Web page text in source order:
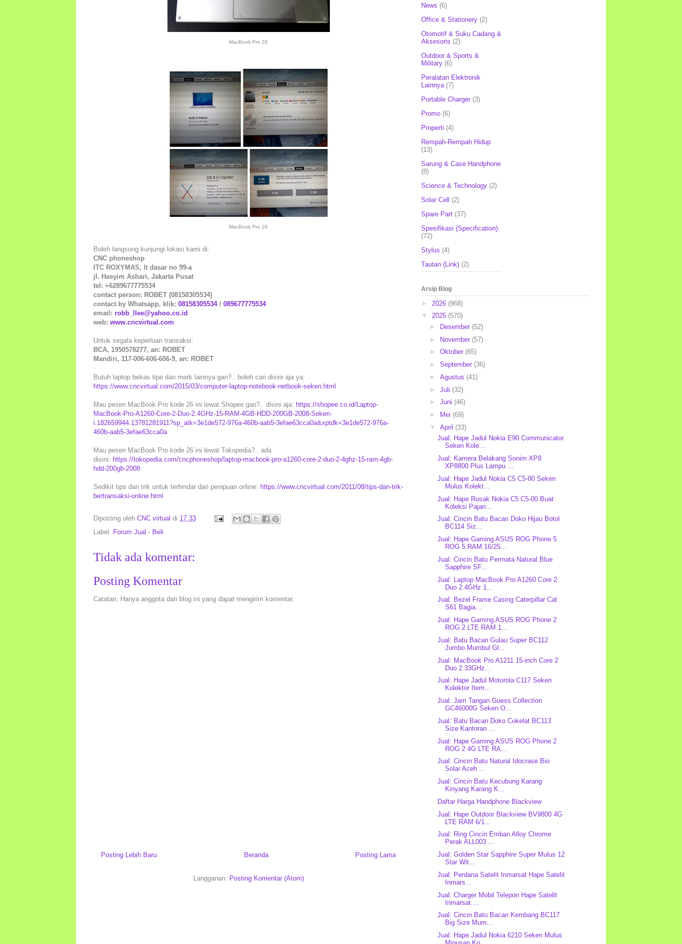
MacBook Pro 26
MacBook Pro 26
Boleh langsung kunjungi lokasi kami di:
CNC phoneshop
ITC ROXYMAS, lt dasar no 99-a
jl. Hasyim Ashari, Jakarta Pusat
tel: +6289677775534
contact person: ROBET (08158305534)
contact by Whatsapp, klik: 08158305534/ 089677775534
email: robb_llee@yahoo.co.id
web: www.cncvirtual.com
Untuk segala keperluan transaksi:
BCA, 1950578277, an: ROBET
Mandiri, 117-006-606-606-9, an: ROBET
Butuh laptop bekas tipe dan merk lainnya gan?.. boleh cari disini aja ya:
https://www.cncvirtual.com/2015/03/computer-laptop-notebook-netbook-seken.html
Mau pesen MacBook Pro kode 26 ini lewat Shopee gan?.. disini aja: https://shopee.co.id/Laptop-
MacBook-Pro-A1260-Core-2-Duo-2.4GHz-15-RAM-4GB-HDD-200GB-2008-Seken-
i.182659944.13781281911?sp_atk=3e1de572-976a-460b-aab5-3efae63cca0a&xptdk=3e1de572-976a-
460b-aab5-3efae63cca0a
Mau pesen MacBook Pro kode 26 ini lewat Tokopedia?.. ada
disini: https://tokopedia.com/cncphoneshop/laptop-macbook-pro-a1260-core-2-duo-2-4ghz-15-ram-4gb-
hdd-200gb-2008
Sedikit tips dan trik untuk terhindar dari penipuan online: https://www.cncvirtual.com/2011/08/tips-dan-trik-
bertransaksi-online.html
Diposting oleh CNC virtual di 17.33
Label: Forum Jual - Beli
Tidak ada komentar:
Posting Komentar
Catatan: Hanya anggota dari blog ini yang dapat mengirim komentar.
Posting Lebih Baru Posting Lama
Beranda
Langganan: Posting Komentar (Atom)
News (6)
Office & Stationery (2)
Otomotif & Suku Cadang &
Aksesoris (2)
Outdoor & Sports &
Military (6)
Peralatan Elektronik
Lainnya (7)
Portable Charger (3)
Promo (6)
Properti (4)
Rempah-Rempah Hidup
(13)
Sarung & Case Handphone
(8)
Science & Technology (2)
Solar Cell (2)
Spare Part (37)
Spesifikasi (Specification)
(72)
Stylus (4)
Tautan (Link) (2)
Arsip Blog
► 2026 (968)
▼ 2025 (570)
►
Desember (52)
► November (57)
► Oktober (65)
► September (36)
► Agustus (41)
► Juli (32)
► Juni (46)
►
Mei (69)
▼ April (33)
Jual: Hape Jadul Nokia E90 Communicator
Seken Kole...
Jual: Kamera Belakang Sonim XP8
XP8800 Plus Lampu ...
Jual: Hape Jadul Nokia C5 C5-00 Seken
Mulus Kolekt...
Jual: Hape Rusak Nokia C5 C5-00 Buat
Koleksi Pajan...
Jual: Cincin Batu Bacan Doko Hijau Botol
BC114 Siz...
Jual: Hape Gaming ASUS ROG Phone 5
ROG 5 RAM 16/25...
Jual: Cincin Batu Permata Natural Blue
Sapphire SF...
Jual: Laptop MacBook Pro A1260 Core 2
Duo 2.4GHz 1...
Jual: Bezel Frame Casing Caterpillar Cat
S61 Bagia...
Jual: Hape Gaming ASUS ROG Phone 2
ROG 2 LTE RAM 1...
Jual: Batu Bacan Gulau Super BC112
Jumbo Mumbul Gl...
Jual: MacBook Pro A1211 15-inch Core 2
Duo 2.33GHz...
Jual: Hape Jadul Motorola C117 Seken
Kolektor Item...
Jual: Jam Tangan Guess Collection
GC46000G Seken O...
Jual: Batu Bacan Doko Cokelat BC113
Size Kantoran ...
Jual: Hape Gaming ASUS ROG Phone 2
ROG 2 4G LTE RA...
Jual: Cincin Batu Natural Idocrase Bio
Solar Aceh ...
Jual: Cincin Batu Kecubung Karang
Kinyang Karang K...
Daftar Harga Handphone Blackview
Jual: Hape Outdoor Blackview BV9800 4G
LTE RAM 6/1...
Jual: Ring Cincin Emban Alloy Chrome
Perak ALL003 ...
Jual: Golden Star Sapphire Super Mulus 12
Star Wit...
Jual: Perdana Satelit Inmarsat Hape Satelit
Inmars...
Jual: Charger Mobil Telepon Hape Satelit
Inmarsat ...
Jual: Cincin Batu Bacan Kembang BC117
Big Size Mum...
Jual: Hape Jadul Nokia 6210 Seken Mulus